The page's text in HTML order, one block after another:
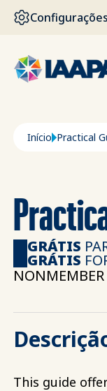
PASSAR PARA
Início
GRÁTIS
GRÁTIS
NONMEMBER
This guide